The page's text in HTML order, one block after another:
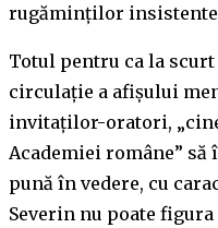
rugăminților
Totul pentru ca la
circulație a afișului
invitaților-oratori,
Academiei române”
pună în vedere, cu
Severin nu poate